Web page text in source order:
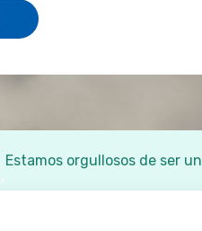
Estamos orgullosos de ser un